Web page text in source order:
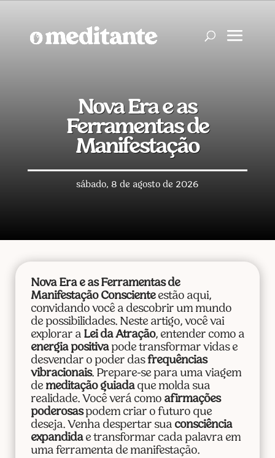
Nova Era e as
Ferramentas de
Manifestação
sábado, 8 de agosto de 2026
Nova Era e as Ferramentas de
Manifestação Conscienteestão aqui,
convidando você a descobrir um mundo
de possibilidades. Neste artigo, você vai
explorar a Lei da Atração, entender como a
energia positivapode transformar vidas e
desvendar o poder dasfrequências
vibracionais. Prepare-se para uma viagem
de meditação guiadaque molda sua
realidade. Você verá como afirmações
poderosaspodem criar o futuro que
deseja. Venha despertar sua consciência
expandidae transformar cada palavra em
uma ferramenta de manifestação.